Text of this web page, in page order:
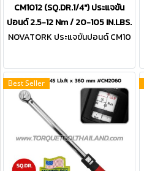
CM1012 (SQ.DR.1/4") ประแจขัน
ปอนด์ 2.5-12 Nm / 20-105 IN.LBS.
NOVATORK ประแจขันปอนด์ CM10
Best Seller